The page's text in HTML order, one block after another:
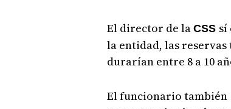
El director de la CSS sí
la entidad, las reservas
durarían entre 8 a 10
El funcionario también